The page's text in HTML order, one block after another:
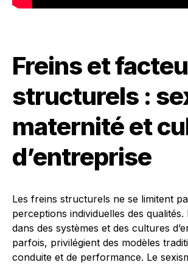
Freins et
structurels :
maternité et
d’entreprise
Les freins structurels ne se limitent
perceptions individuelles des qualités.
dans des systèmes et des cultures
parfois, privilégient des modèles
conduite et de performance. Le